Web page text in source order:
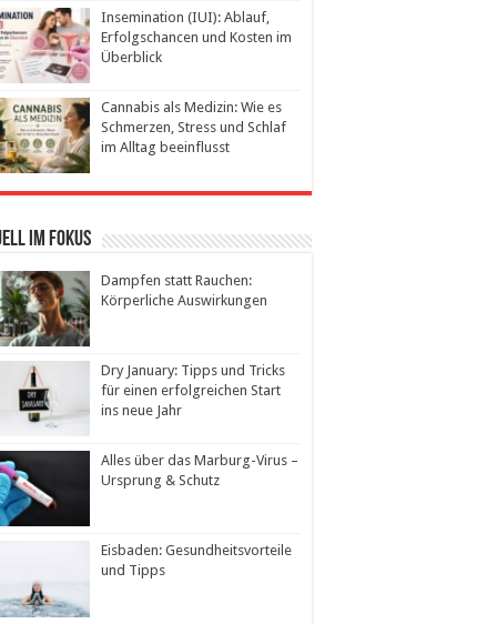
Insemination (IUI): Ablauf,
Erfolgschancen und Kosten im
Überblick
Cannabis als Medizin: Wie es
Schmerzen, Stress und Schlaf
im Alltag beeinflusst
im Fokus
Dampfen statt Rauchen:
Körperliche Auswirkungen
Dry January: Tipps und Tricks
für einen erfolgreichen Start
ins neue Jahr
Alles über das Marburg-Virus –
Ursprung & Schutz
Eisbaden: Gesundheitsvorteile
und Tipps